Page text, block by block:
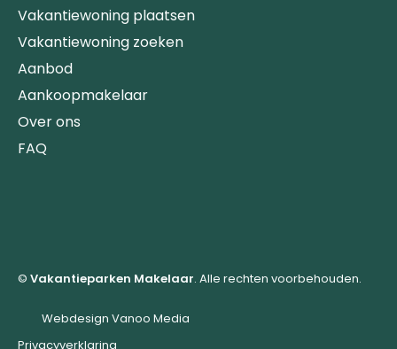
Vakantiewoning plaatsen
Vakantiewoning zoeken
Aanbod
Aankoopmakelaar
Over ons
FAQ
© Vakantieparken Makelaar. Alle rechten voorbehouden.
Webdesign Vanoo Media
Privacyverklaring